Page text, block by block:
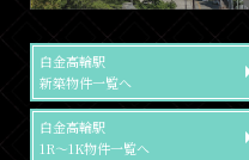
白金高輪駅
新築物件一覧へ
白金高輪駅
1R～1K物件一覧へ